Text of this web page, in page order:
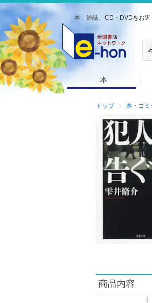
本、雑誌、CD・DVDをお
本
トップ 本・コミ
商品内容